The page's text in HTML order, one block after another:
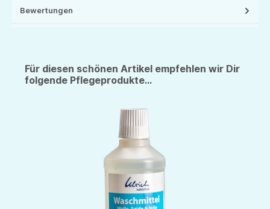
Bewertungen
Für diesen schönen Artikel empfehlen wir Dir
folgende Pflegeprodukte...